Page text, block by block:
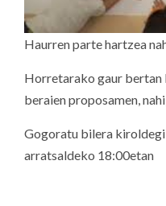
Haurren parte hartzea
Horretarako gaur
beraien proposamen,
Gogoratu bilera
arratsaldeko 18:00etan